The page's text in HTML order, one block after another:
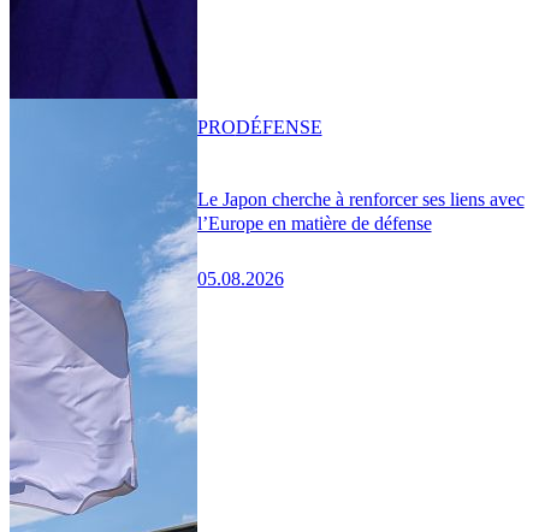
Le Japon cherche à renforcer ses liens avec
l’Europe en matière de défense
05.08.2026
PRODÉFENSE